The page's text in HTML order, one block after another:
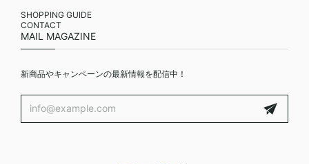
SHOPPING GUIDE
CONTACT
MAIL MAGAZINE
新商品やキャンペーンの最新情報を配信中！